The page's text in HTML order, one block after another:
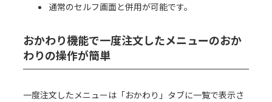
通常のセルフ画面と併用が可能です。
おかわり機能で一度注文したメニューのおか
わりの操作が簡単
一度注文したメニューは「おかわり」タブに一覧で表示さ